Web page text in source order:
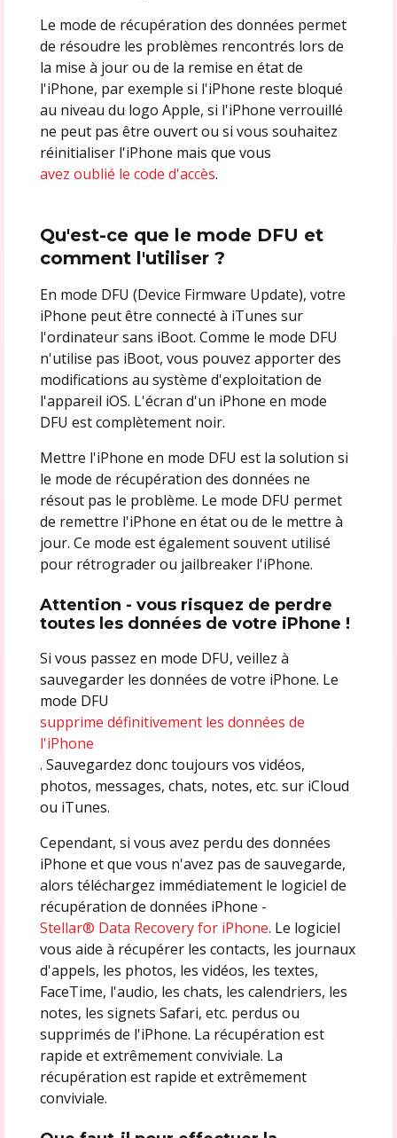
Le mode de récupération des données permet
de résoudre les problèmes rencontrés lors de
la mise à jour ou de la remise en état de
l'iPhone, par exemple si l'iPhone reste bloqué
au niveau du logo Apple, si l'iPhone verrouillé
ne peut pas être ouvert ou si vous souhaitez
réinitialiser l'iPhone mais que vous
avez oublié le code d'accès.
Qu'est-ce que le mode DFU et
comment l'utiliser ?
En mode DFU (Device Firmware Update), votre
iPhone peut être connecté à iTunes sur
l'ordinateur sans iBoot. Comme le mode DFU
n'utilise pas iBoot, vous pouvez apporter des
modifications au système d'exploitation de
l'appareil iOS. L'écran d'un iPhone en mode
DFU est complètement noir.
Mettre l'iPhone en mode DFU est la solution si
le mode de récupération des données ne
résout pas le problème. Le mode DFU permet
de remettre l'iPhone en état ou de le mettre à
jour. Ce mode est également souvent utilisé
pour rétrograder ou jailbreaker l'iPhone.
Attention - vous risquez de perdre
toutes les données de votre iPhone !
Si vous passez en mode DFU, veillez à
sauvegarder les données de votre iPhone. Le
mode DFU
supprime définitivement les données de
l'iPhone
. Sauvegardez donc toujours vos vidéos,
photos, messages, chats, notes, etc. sur iCloud
ou iTunes.
Cependant, si vous avez perdu des données
iPhone et que vous n'avez pas de sauvegarde,
alors téléchargez immédiatement le logiciel de
récupération de données iPhone -
Stellar® Data Recovery for iPhone. Le logiciel
vous aide à récupérer les contacts, les journaux
d'appels, les photos, les vidéos, les textes,
FaceTime, l'audio, les chats, les calendriers, les
notes, les signets Safari, etc. perdus ou
supprimés de l'iPhone. La récupération est
rapide et extrêmement conviviale. La
récupération est rapide et extrêmement
conviviale.